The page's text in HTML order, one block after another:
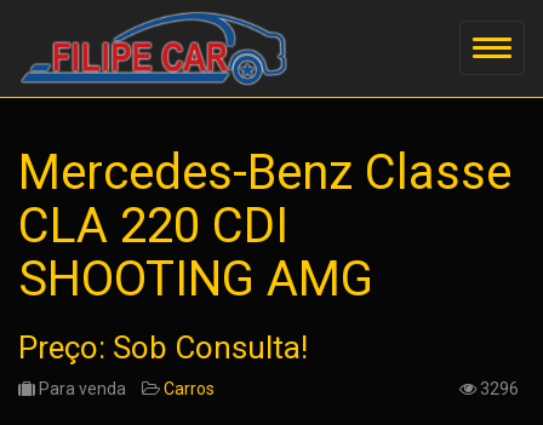
Mercedes-Benz Classe
CLA 220 CDI
SHOOTING AMG
Preço: Sob Consulta!
Para venda Carros 3296